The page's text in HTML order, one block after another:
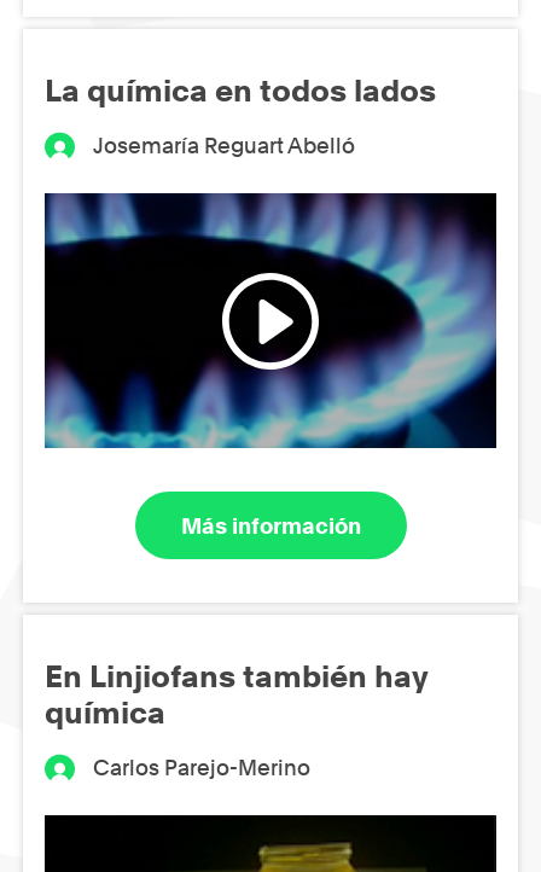
La química en todos lados
Josemaría Reguart Abelló
Más información
En Linjiofans también hay
química
Carlos Parejo-Merino